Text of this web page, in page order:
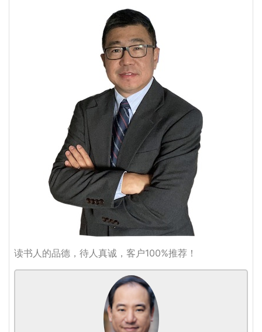
读书人的品德，待人真诚，客户100%推荐！